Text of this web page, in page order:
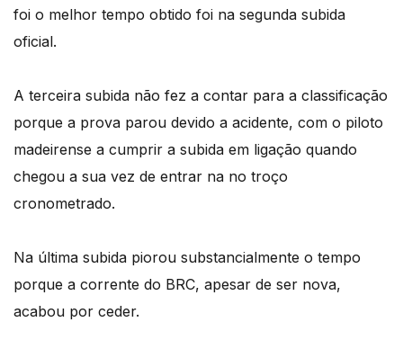
foi o melhor tempo obtido foi na segunda subida
oficial.
A terceira subida não fez a contar para a classificação
porque a prova parou devido a acidente, com o piloto
madeirense a cumprir a subida em ligação quando
chegou a sua vez de entrar na no troço
cronometrado.
Na última subida piorou substancialmente o tempo
porque a corrente do BRC, apesar de ser nova,
acabou por ceder.